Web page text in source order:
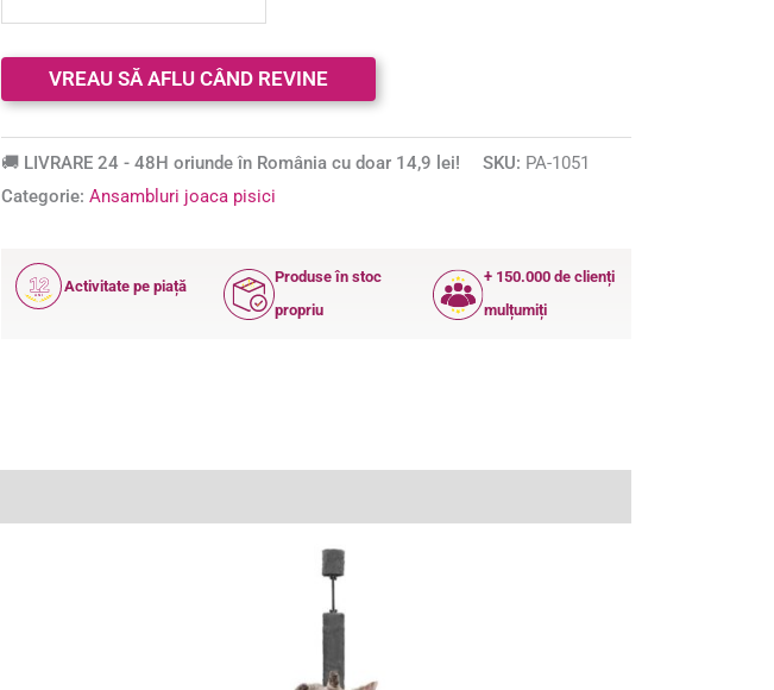
🚚 LIVRARE 24 - 48H oriunde în România cu doar 14,9 lei! SKU: PA-1051
Categorie:Ansambluri joaca pisici
12
ANI
Activitate pe piață
Produse în stoc
propriu
+ 150.000 de clienți
mulțumiți